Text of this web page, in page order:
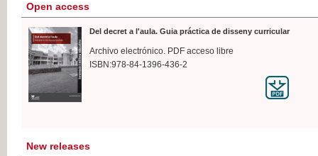
Open access
Del decret a l'aula. Guia práctica de disseny curricular
Archivo electrónico. PDF acceso libre
ISBN:978-84-1396-436-2
New releases